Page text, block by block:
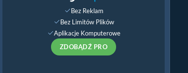
Bez Reklam
Bez Limitów Plików
Aplikacje Komputerowe
ZDOBĄDŹ PRO